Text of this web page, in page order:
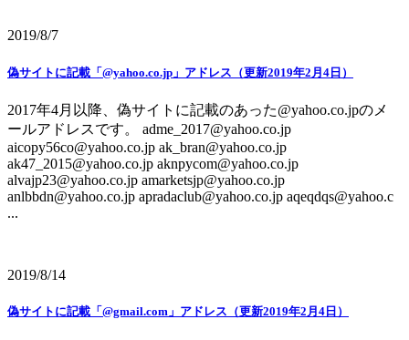
2019/8/7
偽サイトに記載「@yahoo.co.jp」アドレス（更新2019年2月4日）
2017年4月以降、偽サイトに記載のあった@yahoo.co.jpのメ
ールアドレスです。 adme_2017@yahoo.co.jp
aicopy56co@yahoo.co.jp ak_bran@yahoo.co.jp
ak47_2015@yahoo.co.jp aknpycom@yahoo.co.jp
alvajp23@yahoo.co.jp amarketsjp@yahoo.co.jp
anlbbdn@yahoo.co.jp apradaclub@yahoo.co.jp aqeqdqs@yahoo.c
...
2019/8/14
偽サイトに記載「@gmail.com」アドレス（更新2019年2月4日）